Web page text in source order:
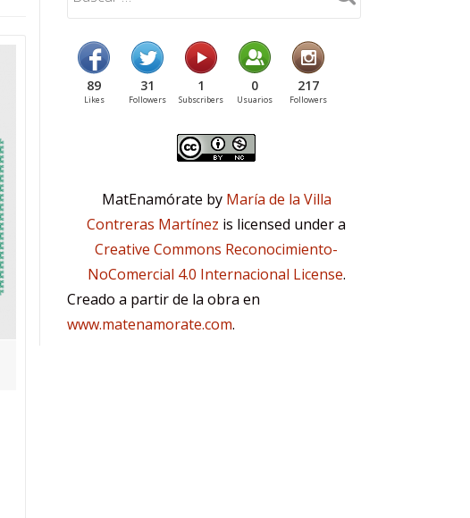
89
Likes
31
Followers
1
Subscribers
0
Usuarios
217
Followers
MatEnamórate by María de la Villa
Contreras Martínez is licensed under a
Creative Commons Reconocimiento-
NoComercial 4.0 Internacional License.
Creado a partir de la obra en
www.matenamorate.com.